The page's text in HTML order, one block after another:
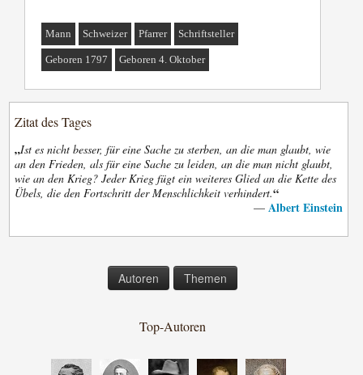
Mann Schweizer Pfarrer Schriftsteller
Geboren 1797 Geboren 4. Oktober
Zitat des Tages
„Ist es nicht besser, für eine Sache zu sterben, an die man glaubt, wie
an den Frieden, als für eine Sache zu leiden, an die man nicht glaubt,
wie an den Krieg? Jeder Krieg fügt ein weiteres Glied an die Kette des
Übels, die den Fortschritt der Menschlichkeit verhindert.“
— Albert Einstein
Autoren Themen
Top-Autoren